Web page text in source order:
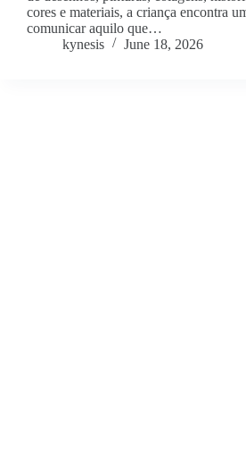
cores e materiais, a criança encontra
comunicar aquilo que…
kynesis
June 18, 2026